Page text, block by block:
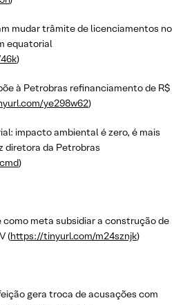
mudar trâmite de licenciamentos no
equatorial
)
à Petrobras refinanciamento de R$
ye298w62)
impacto ambiental é zero, é mais
diretora da Petrobras
)
meta subsidiar a construção de
(https://tinyurl.com/m24sznjk)
gera troca de acusações com